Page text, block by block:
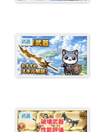
武器
武器